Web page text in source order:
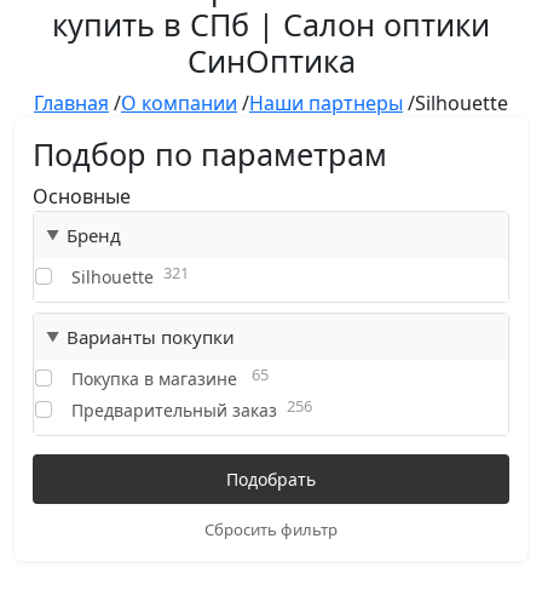
купить в СПб | Салон оптики
СинОптика
Главная /О компании /Наши партнеры /Silhouette
Подбор по параметрам
Основные
Бренд
Silhouette 321
Варианты покупки
Покупка в магазине 65
Предварительный заказ 256
Сбросить фильтр